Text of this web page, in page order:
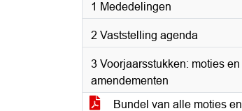
1 Mededelingen
2 Vaststelling agenda
3 Voorjaarsstukken: moties en
amendementen
Bundel van alle moties en